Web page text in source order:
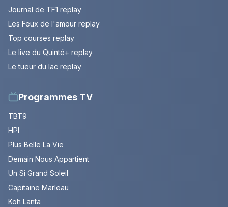
Journal de TF1 replay
Les Feux de l'amour replay
Top courses replay
Le live du Quinté+ replay
Le tueur du lac replay
Programmes TV
TBT9
HPI
Plus Belle La Vie
Demain Nous Appartient
Un Si Grand Soleil
Capitaine Marleau
Koh Lanta